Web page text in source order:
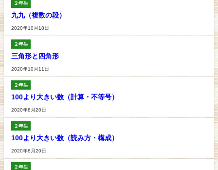
２年生
九九（複数の段）
2020年10月18日
２年生
三角形と四角形
2020年10月11日
２年生
100より大きい数（計算・不等号）
2020年8月20日
２年生
100より大きい数（読み方・構成）
2020年8月20日
２年生